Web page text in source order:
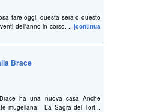
fare oggi, questa sera o questo
dell'anno in corso. ...[continua
Brace
ha una nuova casa Anche
mugellana: La Sagra del Tort...